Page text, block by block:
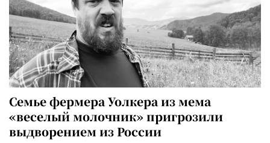
Семье фермера Уолкера из мема
«веселый молочник» пригрозили
выдворением из России